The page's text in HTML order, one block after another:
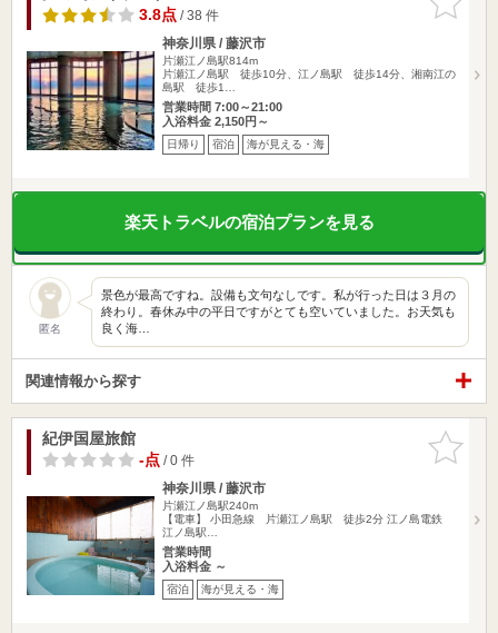
りに追加
3.8点/ 38 件
神奈川県 / 藤沢市
片瀬江ノ島駅814m
片瀬江ノ島駅 徒歩10分、江ノ島駅 徒歩14分、湘南江の
島駅 徒歩1…
営業時間 7:00～21:00
入浴料金 2,150円～
日帰り 宿泊 海が見える・海
楽天トラベルの宿泊プランを見る
匿名
景色が最高ですね。設備も文句なしです。私が行った日は３月の
終わり。春休み中の平日ですがとても空いていました。お天気も
良く海…
関連情報から探す
お気に入
りに追加
紀伊国屋旅館
-点/ 0 件
神奈川県 / 藤沢市
片瀬江ノ島駅240m
【電車】 小田急線 片瀬江ノ島駅 徒歩2分 江ノ島電鉄
江ノ島駅…
営業時間
入浴料金 ～
宿泊 海が見える・海